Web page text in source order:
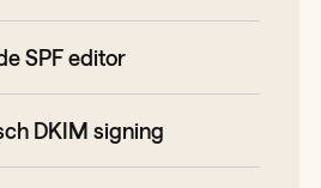
SPF editor
DKIM signing